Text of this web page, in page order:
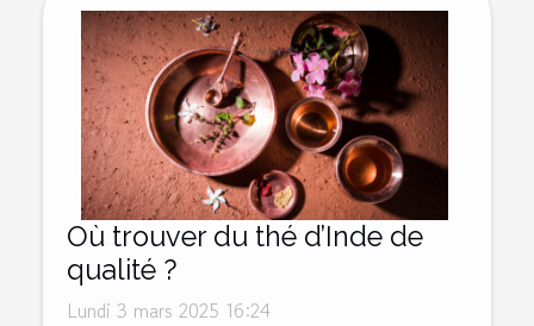
Où trouver du thé d’Inde de
qualité ?
Lundi 3 mars 2025 16:24